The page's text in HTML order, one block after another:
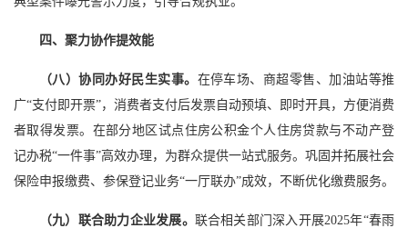
四、聚力协作提效能
（八）协同办好民生实事。 在停车场、商超零售、加油站等推
广“支付即开票”，消费者支付后发票自动预填、即时开具，方便消费
者取得发票。在部分地区试点住房公积金个人住房贷款与不动产登
记办税“一件事”高效办理，为群众提供一站式服务。巩固并拓展社会
保险申报缴费、参保登记业务“一厅联办”成效，不断优化缴费服务。
（九）联合助力企业发展。 联合相关部门深入开展2025年“春雨